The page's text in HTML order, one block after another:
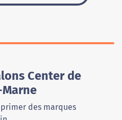
Center de
des marques